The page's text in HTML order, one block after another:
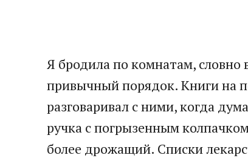
Я бродила по комнатам, словно
привычный порядок. Книги на
разговаривал с ними, когда
ручка с погрызенным
более дрожащий. Списки